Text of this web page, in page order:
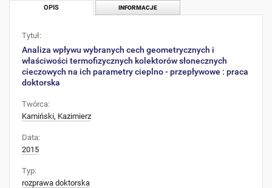
OPIS INFORMACJE
Tytuł:
Analiza wpływu wybranych cech geometrycznych i
właściwości termofizycznych kolektorów słonecznych
cieczowych na ich parametry cieplno - przepływowe : praca
doktorska
Twórca:
Kamiński, Kazimierz
Data:
2015
Typ:
rozprawa doktorska